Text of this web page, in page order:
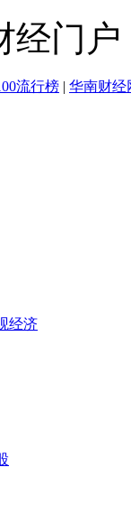
门户
流行榜 | 华南财经
经济